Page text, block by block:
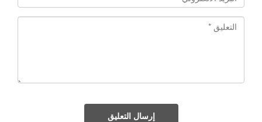
إرسال التعليق